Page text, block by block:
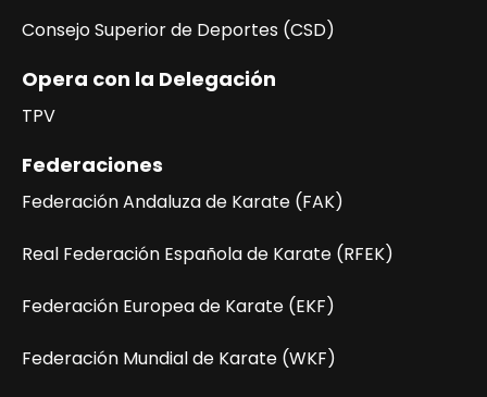
Consejo Superior de Deportes (CSD)
Opera con la Delegación
TPV
Federaciones
Federación Andaluza de Karate (FAK)
Real Federación Española de Karate (RFEK)
Federación Europea de Karate (EKF)
Federación Mundial de Karate (WKF)